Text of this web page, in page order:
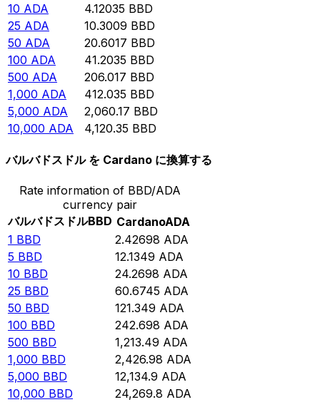
10 ADA 4.12035 BBD
25 ADA 10.3009 BBD
50 ADA 20.6017 BBD
100 ADA 41.2035 BBD
500 ADA 206.017 BBD
1,000 ADA 412.035 BBD
5,000 ADA 2,060.17 BBD
10,000 ADA 4,120.35 BBD
バルバドスドル を Cardano に換算する
Rate information of BBD/ADA
currency pair
バルバドスドルBBD CardanoADA
1 BBD 2.42698 ADA
5 BBD 12.1349 ADA
10 BBD 24.2698 ADA
25 BBD 60.6745 ADA
50 BBD 121.349 ADA
100 BBD 242.698 ADA
500 BBD 1,213.49 ADA
1,000 BBD 2,426.98 ADA
5,000 BBD 12,134.9 ADA
10,000 BBD 24,269.8 ADA